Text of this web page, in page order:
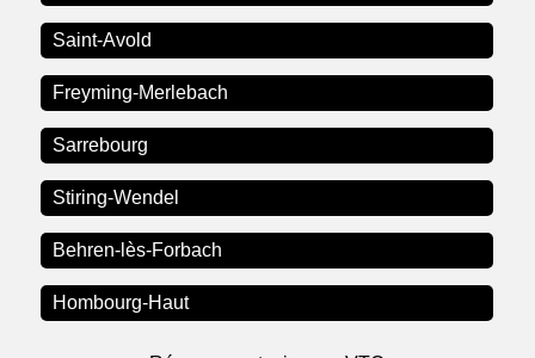
Saint-Avold
Freyming-Merlebach
Sarrebourg
Stiring-Wendel
Behren-lès-Forbach
Hombourg-Haut